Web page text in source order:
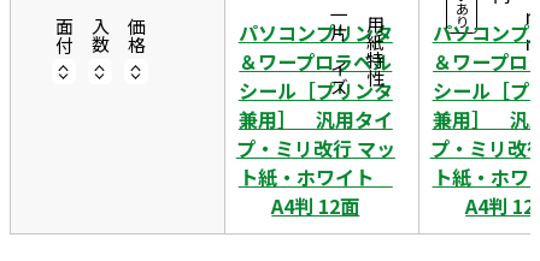
面付 入数 価格 一片サイズ用紙特性
パソコンプリンタ
＆ワープロラベル
シール［プリンタ
兼用］ 汎用タイ
プ・ミリ改行 マッ
ト紙・ホワイト
A4判 12面
あ
り
パソコンプ
＆ワープロ
シール［プ
兼用］ 汎
プ・ミリ改
ト紙・ホ
A4判 12